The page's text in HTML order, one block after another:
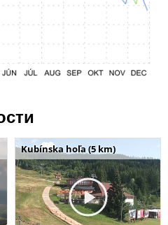
Kubínska hoľa (5 km)